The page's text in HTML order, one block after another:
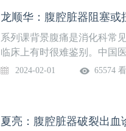
期讲题腹腔脏器血管病变诊
院消化科上线时间2月22日
龙顺华：腹腔脏器阻塞或
系列课背景腹痛是消化科常
临床上有时很难鉴别。中国
属医院消化科团队，策划了
期讲题腹腔脏器阻塞或扭转
2024-02-01 65574
夏亮：腹腔脏器破裂出血